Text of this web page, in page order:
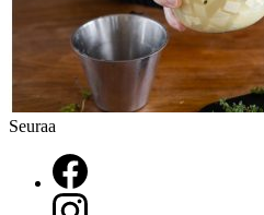
Seuraa